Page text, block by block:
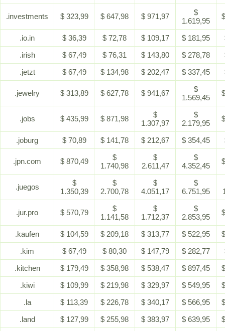
.investments $ 323,99 $ 647,98 $ 971,97
$
1.619,95
.io.in $ 36,39 $ 72,78 $ 109,17 $ 181,95
.irish
$ 67,49 $ 76,31 $ 143,80 $ 278,78
.jetzt
$ 67,49 $ 134,98 $ 202,47 $ 337,45
.jewelry $ 313,89 $ 627,78 $ 941,67
$
1.569,45
.jobs $ 435,99 $ 871,98
$
1.307,97
$
2.179,95
.joburg $ 70,89 $ 141,78 $ 212,67 $ 354,45
.jpn.com $ 870,49
$
1.740,98
$
2.611,47
$
4.352,45
.juegos
$
1.350,39
$
2.700,78
$
4.051,17
$
6.751,95
.jur.pro $ 570,79
$
1.141,58
$
1.712,37
$
2.853,95
.kaufen $ 104,59 $ 209,18 $ 313,77 $ 522,95
.kim
$ 67,49 $ 80,30 $ 147,79 $ 282,77
.kitchen
$ 179,49 $ 358,98 $ 538,47 $ 897,45
.kiwi
$ 109,99 $ 219,98 $ 329,97 $ 549,95
.la
$ 113,39 $ 226,78 $ 340,17 $ 566,95
.land
$ 127,99 $ 255,98 $ 383,97 $ 639,95